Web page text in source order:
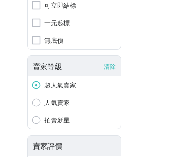
可立即結標
一元起標
無底價
賣家等級 清除
超人氣賣家
人氣賣家
拍賣新星
賣家評價